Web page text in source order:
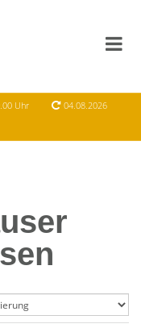
Uhr
04.08.2026